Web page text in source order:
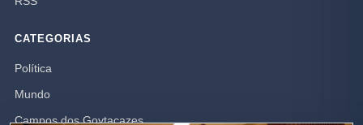
CATEGORIAS
Política
Mundo
Campos dos Goytacazes